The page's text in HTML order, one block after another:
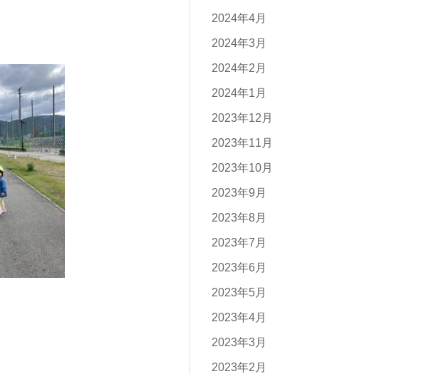
2024年4月
2024年3月
2024年2月
2024年1月
2023年12月
2023年11月
2023年10月
2023年9月
2023年8月
2023年7月
2023年6月
2023年5月
2023年4月
2023年3月
2023年2月